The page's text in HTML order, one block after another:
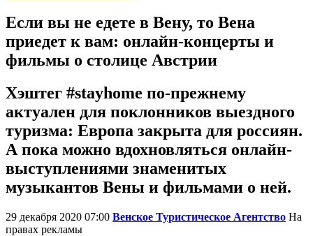
Если вы не едете в Вену, то Вена
приедет к вам: онлайн-концерты и
фильмы о столице Австрии
Хэштег #stayhome по-прежнему
актуален для поклонников выездного
туризма: Европа закрыта для россиян.
А пока можно вдохновляться онлайн-
выступлениями знаменитых
музыкантов Вены и фильмами о ней.
29 декабря 2020 07:00 Венское Туристическое Агентство На
правах рекламы